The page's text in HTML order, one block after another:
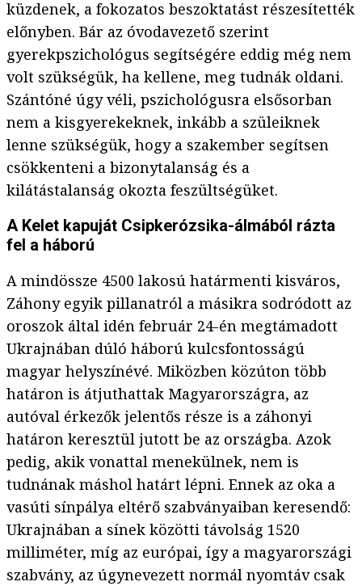
küzdenek, a fokozatos beszoktatást részesítették
előnyben. Bár az óvodavezető szerint
gyerekpszichológus segítségére eddig még nem
volt szükségük, ha kellene, meg tudnák oldani.
Szántóné úgy véli, pszichológusra elsősorban
nem a kisgyerekeknek, inkább a szüleiknek
lenne szükségük, hogy a szakember segítsen
csökkenteni a bizonytalanság és a
kilátástalanság okozta feszültségüket.
A Kelet kapuját Csipkerózsika-álmából rázta
fel a háború
A mindössze 4500 lakosú határmenti kisváros,
Záhony egyik pillanatról a másikra sodródott az
oroszok által idén február 24-én megtámadott
Ukrajnában dúló háború kulcsfontosságú
magyar helyszínévé. Miközben közúton több
határon is átjuthattak Magyarországra, az
autóval érkezők jelentős része is a záhonyi
határon keresztül jutott be az országba. Azok
pedig, akik vonattal menekülnek, nem is
tudnának máshol határt lépni. Ennek az oka a
vasúti sínpálya eltérő szabványaiban keresendő:
Ukrajnában a sínek közötti távolság 1520
milliméter, míg az európai, így a magyarországi
szabvány, az úgynevezett normál nyomtáv csak